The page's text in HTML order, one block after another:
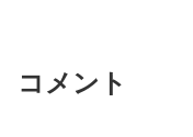
コメント